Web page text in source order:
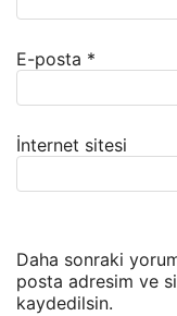
E-posta *
İnternet sitesi
Daha sonraki
posta adresim ve
kaydedilsin.